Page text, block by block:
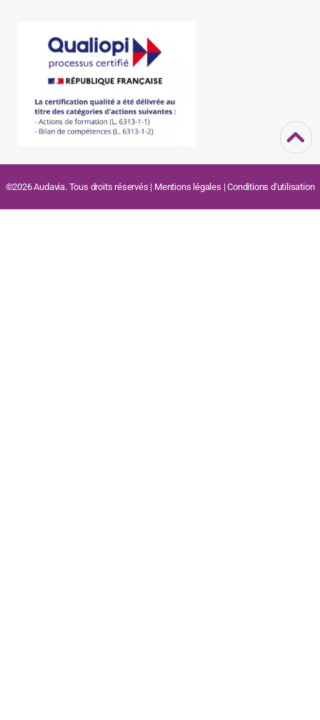
©2026 Audavia. Tous droits réservés | Mentions légales |Conditions d'utilisation